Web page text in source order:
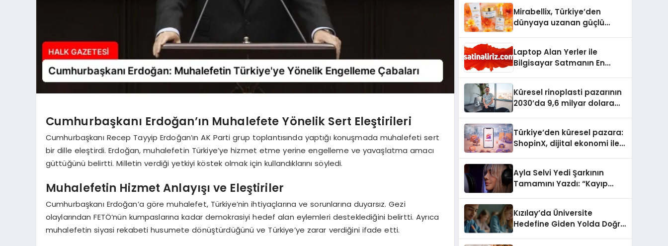
Cumhurbaşkanı Erdoğan’ın Muhalefete Yönelik Sert Eleştirileri
Cumhurbaşkanı Recep Tayyip Erdoğan’ın AK Parti grup toplantısında yaptığı konuşmada muhalefeti sert
bir dille eleştirdi. Erdoğan, muhalefetin Türkiye’ye hizmet etme yerine engelleme ve yavaşlatma amacı
güttüğünü belirtti. Milletin verdiği yetkiyi köstek olmak için kullandıklarını söyledi.
Muhalefetin Hizmet Anlayışı ve Eleştiriler
Cumhurbaşkanı Erdoğan’a göre muhalefet, Türkiye’nin ihtiyaçlarına ve sorunlarına duyarsız. Gezi
olaylarından FETÖ’nün kumpaslarına kadar demokrasiyi hedef alan eylemleri desteklediğini belirtti. Ayrıca
muhalefetin siyasi rekabeti husumete dönüştürdüğünü ve Türkiye’ye zarar verdiğini ifade etti.
Mirabellix, Türkiye’den
dünyaya uzanan güçlü
Laptop Alan Yerler ile
Bilgisayar Satmanın En
Küresel rinoplasti pazarının
2030’da 9,6 milyar dolara
Türkiye’den küresel pazara:
ShopinX, dijital ekonomi ile
Ayla Selvi Yedi Şarkının
Tamamını Yazdı: “Kayıp
Kızılay’da Üniversite
Hedefine Giden Yolda Doğru